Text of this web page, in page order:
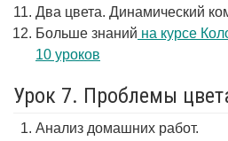
Два цвета. Динамический
Больше знаний на курсе
10 уроков
Урок 7. Проблемы
Анализ домашних работ.